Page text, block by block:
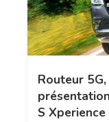
Routeur
S Xperience